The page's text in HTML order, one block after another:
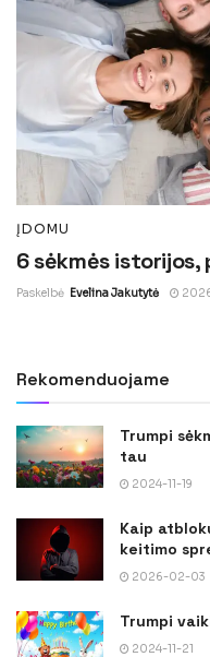
ĮDOMU
6 sėkmės
Paskelbė Evelina Jakutytė
Rekomenduojame
Trumpi
tau
2024-11-19
Kaip
keitimo
2026-02-03
Trumpi
2024-11-21